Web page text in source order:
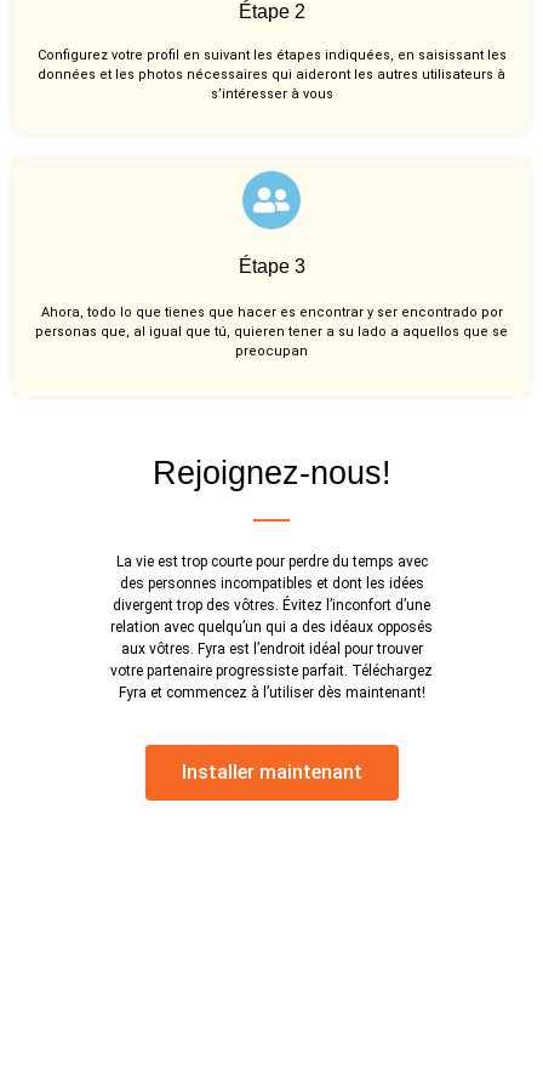
Étape 2
Configurez votre profil en suivant les étapes indiquées, en saisissant les
données et les photos nécessaires qui aideront les autres utilisateurs à
s’intéresser à vous
Étape 3
Ahora, todo lo que tienes que hacer es encontrar y ser encontrado por
personas que, al igual que tú, quieren tener a su lado a aquellos que se
preocupan
Rejoignez-nous!
La vie est trop courte pour perdre du temps avec
des personnes incompatibles et dont les idées
divergent trop des vôtres. Évitez l’inconfort d’une
relation avec quelqu’un qui a des idéaux opposés
aux vôtres. Fyra est l’endroit idéal pour trouver
votre partenaire progressiste parfait. Téléchargez
Fyra et commencez à l’utiliser dès maintenant!
Installer maintenant